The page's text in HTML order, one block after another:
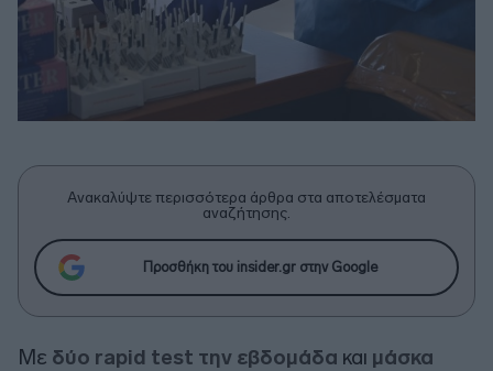
Ανακαλύψτε περισσότερα άρθρα στα αποτελέσματα
αναζήτησης.
Προσθήκη του insider.gr στην Google
Με δύο rapid test την εβδομάδα και μάσκα